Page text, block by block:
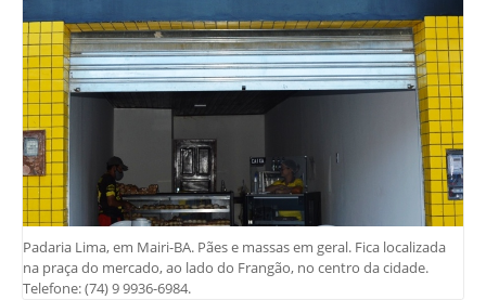
Padaria Lima, em Mairi-BA. Pães e massas em geral. Fica localizada
na praça do mercado, ao lado do Frangão, no centro da cidade.
Telefone: (74) 9 9936-6984.